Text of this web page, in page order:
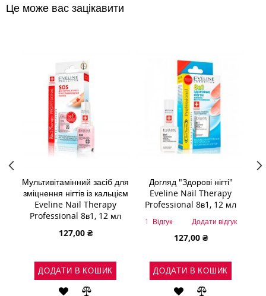
Це може вас зацікавити
Мультивітамінний засіб для
зміцнення нігтів із кальцієм
Eveline Nail Therapy
Professional 8в1, 12 мл
127,00 ₴
ДОДАТИ В КОШИК
ДОДАТИ
Догляд "Здорові нігті"
Eveline Nail Therapy
Professional 8в1, 12 мл
1 Відгук Додати відгук
127,00 ₴
ДОДАТИ В КОШИК
ДОДАТИ